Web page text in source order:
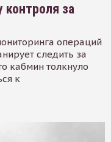
за
операций
следить за
кабмин толкнуло
к